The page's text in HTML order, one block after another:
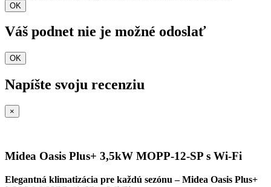
OK
Váš podnet nie je možné odoslať
OK
Napíšte svoju recenziu
×
Midea Oasis Plus+ 3,5kW MOPP-12-SP s Wi-Fi
Elegantná klimatizácia pre každú sezónu – Midea Oasis Plus+